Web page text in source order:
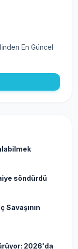
En Güncel
söndürdü
Savaşının
2026'da